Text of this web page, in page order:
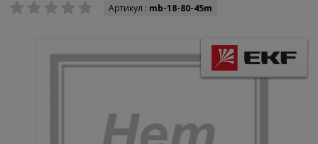
Артикул : mb-18-80-45m